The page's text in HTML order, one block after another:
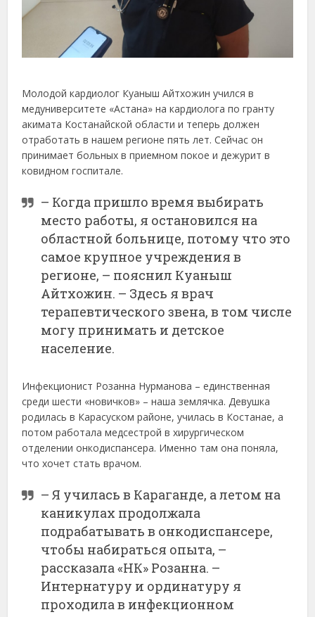
Молодой кардиолог Куаныш Айтхожин учился в
медуниверситете «Астана» на кардиолога по гранту
акимата Костанайской области и теперь должен
отработать в нашем регионе пять лет. Сейчас он
принимает больных в приемном покое и дежурит в
ковидном госпитале.
– Когда пришло время выбирать
место работы, я остановился на
областной больнице, потому что это
самое крупное учреждения в
регионе, – пояснил Куаныш
Айтхожин. – Здесь я врач
терапевтического звена, в том числе
могу принимать и детское
население.
Инфекционист Розанна Нурманова – единственная
среди шести «новичков» – наша землячка. Девушка
родилась в Карасуском районе, училась в Костанае, а
потом работала медсестрой в хирургическом
отделении онкодиспансера. Именно там она поняла,
что хочет стать врачом.
– Я училась в Караганде, а летом на
каникулах продолжала
подрабатывать в онкодиспансере,
чтобы набираться опыта, –
рассказала «НК» Розанна. –
Интернатуру и ординатуру я
проходила в инфекционном